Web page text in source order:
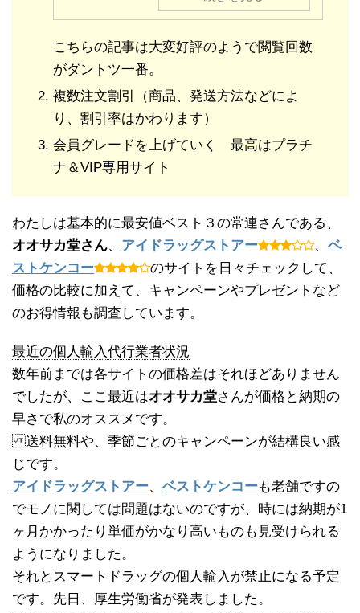
こちらの記事は大変好評のようで閲覧回数
がダントツ一番。
複数注文割引（商品、発送方法などによ
り、割引率はかわります）
会員グレードを上げていく 最高はプラチ
ナ＆VIP専用サイト
わたしは基本的に最安値ベスト３の常連さんである、
オオサカ堂さん、 アイドラッグストアー 、 ベ
ストケンコー
のサイトを日々チェックして、
価格の比較に加えて、キャンペーンやプレゼントなど
のお得情報も調査しています。
最近の個人輸入代行業者状況
数年前までは各サイトの価格差はそれほどありません
でしたが、ここ最近はオオサカ堂さんが価格と納期の
早さで私のオススメです。
送料無料や、季節ごとのキャンペーンが結構良い感
じです。
アイドラッグストアー、 ベストケンコーも老舗ですの
でモノに関しては問題はないのですが、時には納期が1
ヶ月かかったり単価がかなり高いものも見受けられる
ようになりました。
それとスマートドラッグの個人輸入が禁止になる予定
です。先日、厚生労働省が発表しました。